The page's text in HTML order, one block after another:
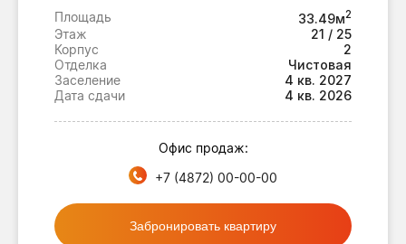
Площадь 33.49м2
Этаж
21 / 25
Корпус
2
Отделка
Чистовая
Заселение
4 кв. 2027
Дата сдачи
4 кв. 2026
Офис продаж:
+7 (4872) 00-00-00
Забронировать квартиру